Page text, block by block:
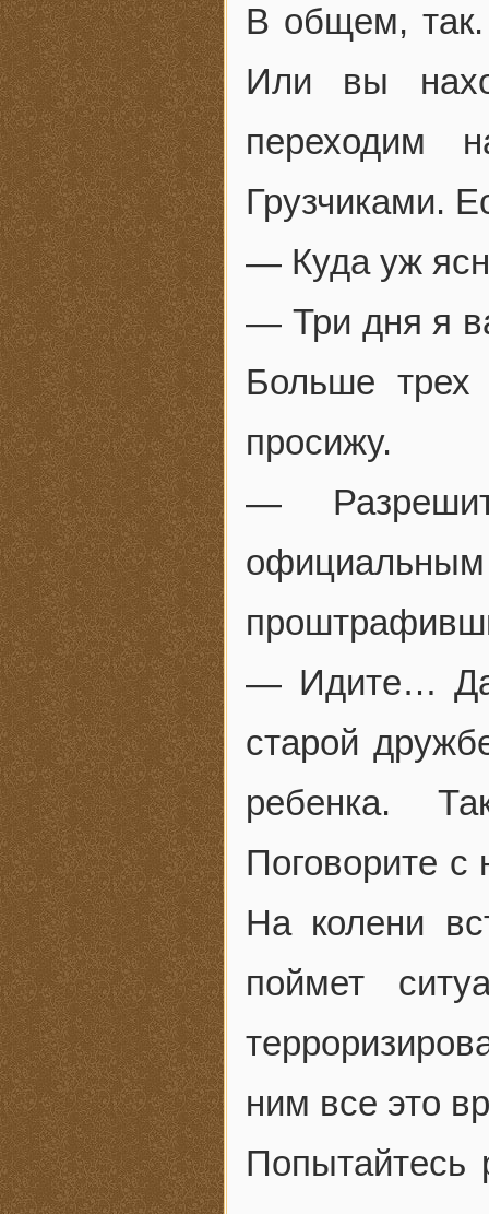
В общем,
Или вы
переходим
Грузчиками.
— Куда уж
— Три дня я
Больше
просижу.
—
— Идите…
старой
ребенка.
Поговорите
На колени
поймет
ним все это